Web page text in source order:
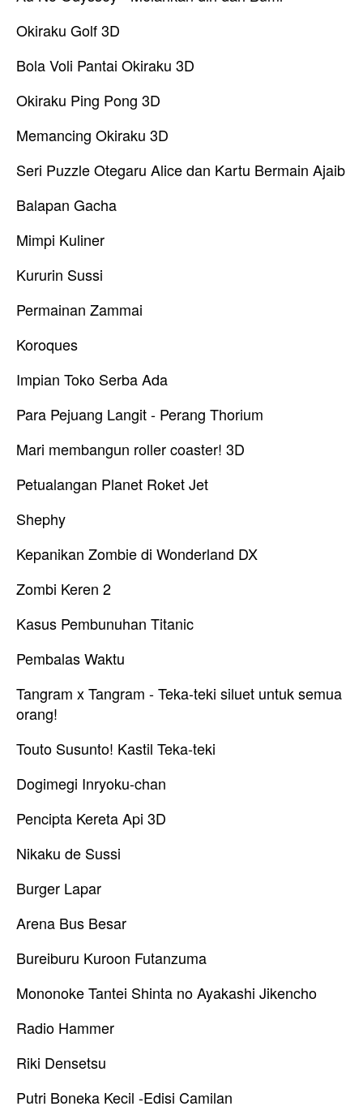
Okiraku Golf 3D
Bola Voli Pantai Okiraku 3D
Okiraku Ping Pong 3D
Memancing Okiraku 3D
Seri Puzzle Otegaru Alice dan Kartu Bermain Ajaib
Balapan Gacha
Mimpi Kuliner
Kururin Sussi
Permainan Zammai
Koroques
Impian Toko Serba Ada
Para Pejuang Langit - Perang Thorium
Mari membangun roller coaster! 3D
Petualangan Planet Roket Jet
Shephy
Kepanikan Zombie di Wonderland DX
Zombi Keren 2
Kasus Pembunuhan Titanic
Pembalas Waktu
Tangram x Tangram - Teka-teki siluet untuk semua
orang!
Touto Susunto! Kastil Teka-teki
Dogimegi Inryoku-chan
Pencipta Kereta Api 3D
Nikaku de Sussi
Burger Lapar
Arena Bus Besar
Bureiburu Kuroon Futanzuma
Mononoke Tantei Shinta no Ayakashi Jikencho
Radio Hammer
Riki Densetsu
Putri Boneka Kecil -Edisi Camilan